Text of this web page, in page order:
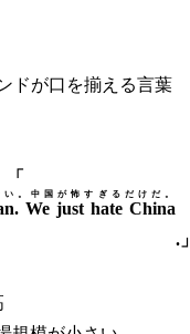
ドが口を揃える言葉
「
We just hate China
。中国が怖すぎるだけだ。
.」